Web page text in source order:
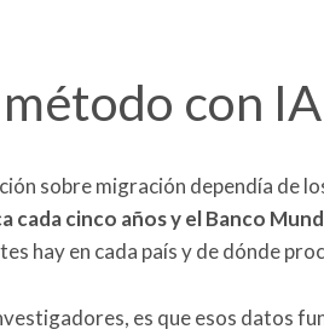
con IA
sobre migración dependía de
cada cinco años y el Banco
hay en cada país y de dónde
es que esos datos